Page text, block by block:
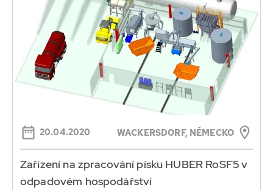
20.04.2020 WACKERSDORF, NĚMECKO
Zařízení na zpracování písku HUBER RoSF5 v
odpadovém hospodářství